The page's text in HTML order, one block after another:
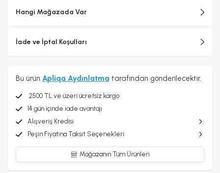
Hangi Mağazada Var
İade ve İptal Koşulları
Bu ürün Apliqa Aydınlatma tarafından gönderilecektir.
2500 TL ve üzeri ücretsiz kargo
14 gün içinde iade avantajı
Alışveriş Kredisi
Peşin Fiyatına Taksit Seçenekleri
Mağazanın Tüm Ürünleri